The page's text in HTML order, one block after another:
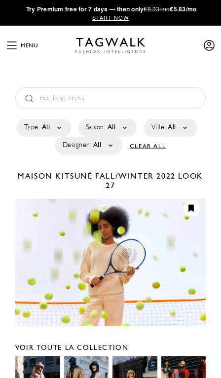
·Try Premium free for 7 days — then only€8.33/mo€5.83/mo
START NOW
MENU
Type: All Saison: All Ville: All
Designer: All CLEAR ALL
MAISON KITSUNÉ FALL/WINTER 2022 LOOK
27
VOIR TOUTE LA COLLECTION